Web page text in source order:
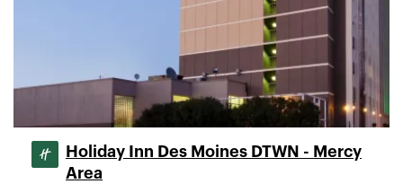
Holiday Inn Des Moines DTWN - Mercy
Area